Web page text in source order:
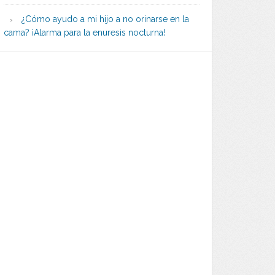
¿Cómo ayudo a mi hijo a no orinarse en la
cama? ¡Alarma para la enuresis nocturna!